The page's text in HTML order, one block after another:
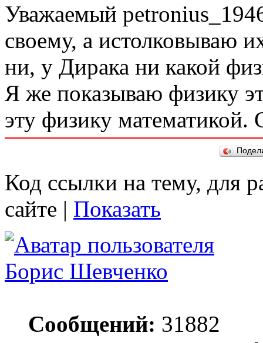
Уважаемый
своему, а истолковываю
ни, у Дирака ни какой
Я же показываю физику
эту физику
Код ссылки на тему, для
сайте | Показать
Борис Шевченко
Сообщений: 31882